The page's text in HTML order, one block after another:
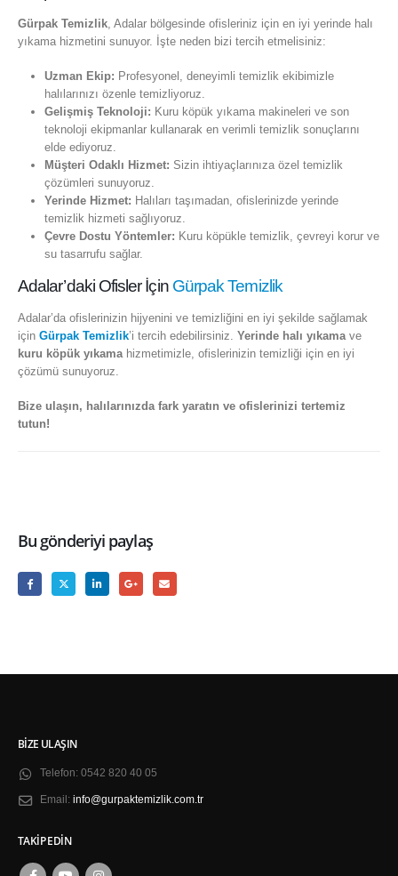
Gürpak Temizlik , Adalar bölgesinde ofisleriniz için en iyi yerinde halı
yıkama hizmetini sunuyor. İşte neden bizi tercih etmelisiniz:
Uzman Ekip: Profesyonel, deneyimli temizlik ekibimizle
halılarınızı özenle temizliyoruz.
Gelişmiş Teknoloji: Kuru köpük yıkama makineleri ve son
teknoloji ekipmanlar kullanarak en verimli temizlik sonuçlarını
elde ediyoruz.
Müşteri Odaklı Hizmet: Sizin ihtiyaçlarınıza özel temizlik
çözümleri sunuyoruz.
Yerinde Hizmet: Halıları taşımadan, ofislerinizde yerinde
temizlik hizmeti sağlıyoruz.
Çevre Dostu Yöntemler: Kuru köpükle temizlik, çevreyi korur ve
su tasarrufu sağlar.
Adalar’daki Ofisler İçin Gürpak Temizlik
Adalar’da ofislerinizin hijyenini ve temizliğini en iyi şekilde sağlamak
için Gürpak Temizlik’i tercih edebilirsiniz. Yerinde halı yıkamave
kuru köpük yıkamahizmetimizle, ofislerinizin temizliği için en iyi
çözümü sunuyoruz.
Bize ulaşın, halılarınızda fark yaratın ve ofislerinizi tertemiz
tutun!
Bu gönderiyi paylaş
BIZE ULAŞIN
Telefon: 0542 820 40 05
Email: info@gurpaktemizlik.com.tr
TAKIP EDIN